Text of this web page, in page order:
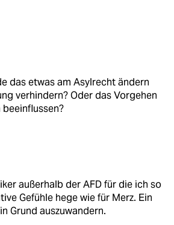
das etwas am Asylrecht ändern
verhindern? Oder das Vorgehen
außerhalb der AFD für die ich so
Gefühle hege wie für Merz. Ein
Grund auszuwandern.